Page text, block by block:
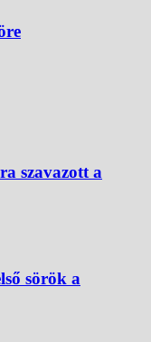
szavazott a
sörök a